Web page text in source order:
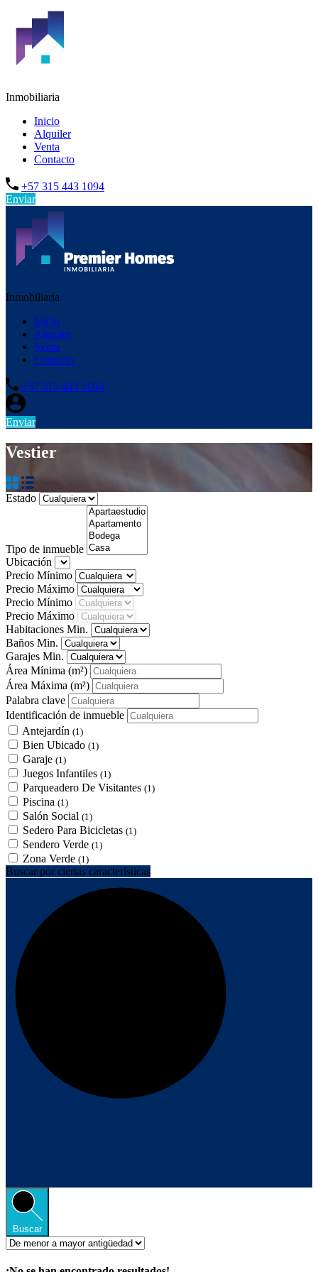
Inmobiliaria
Inicio
Alquiler
Venta
Contacto
+57 315 443 1094
Enviar
Inmobiliaria
Inicio
Alquiler
Venta
Contacto
+57 315 443 1094
Enviar
Vestier
Estado
Tipo de inmueble
Ubicación
Precio Mínimo
Precio Máximo
Precio Mínimo
Precio Máximo
Habitaciones Min.
Baños Min.
Garajes Min.
Área Mínima (m²)
Área Máxima (m²)
Palabra clave
Identificación de inmueble
Antejardín (1)
Bien Ubicado (1)
Garaje (1)
Juegos Infantiles (1)
Parqueadero De Visitantes (1)
Piscina (1)
Salón Social (1)
Sedero Para Bicicletas (1)
Sendero Verde (1)
Zona Verde (1)
Buscar por ciertas características
Buscar